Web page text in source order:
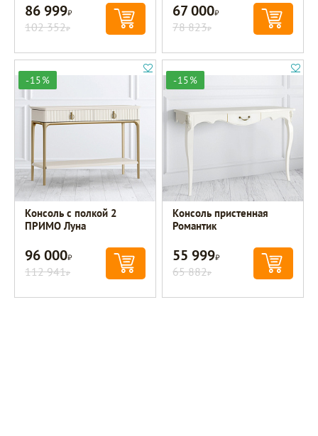
86 999Р
102 352Р
67 000Р
78 823Р
-15%
Консоль с полкой 2
ПРИМО Луна
96 000Р
112 941Р
-15%
Консоль пристенная
Романтик
55 999Р
65 882Р